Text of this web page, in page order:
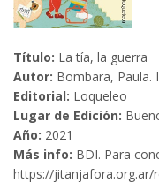
Título: La tía, la guerra
Autor: Bombara, Paula.
Editorial: Loqueleo
Lugar de Edición:
Año: 2021
Más info: BDI. Para
https://jitanjafora.org.ar/